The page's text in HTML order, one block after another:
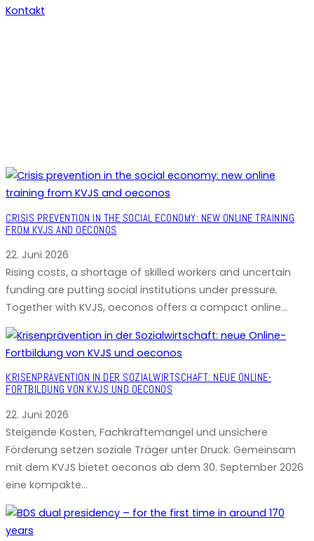
Kontakt
CRISIS PREVENTION IN THE SOCIAL ECONOMY: NEW ONLINE TRAINING
FROM KVJS AND OECONOS
22. Juni 2026
Rising costs, a shortage of skilled workers and uncertain
funding are putting social institutions under pressure.
Together with KVJS, oeconos offers a compact online…
KRISENPRÄVENTION IN DER SOZIALWIRTSCHAFT: NEUE ONLINE-
FORTBILDUNG VON KVJS UND OECONOS
22. Juni 2026
Steigende Kosten, Fachkräftemangel und unsichere
Förderung setzen soziale Träger unter Druck. Gemeinsam
mit dem KVJS bietet oeconos ab dem 30. September 2026
eine kompakte…